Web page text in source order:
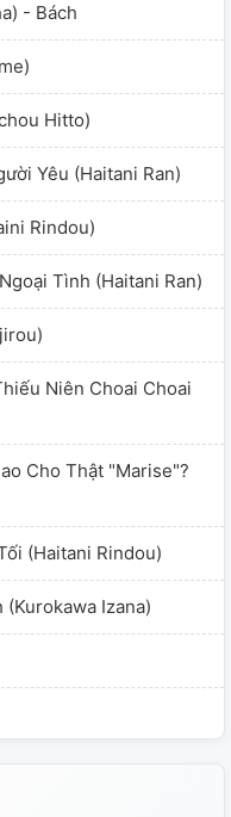
- Bách
Hitto)
Yêu (Haitani Ran)
Rindou)
Tình (Haitani Ran)
Niên Choai Choai
Cho Thật "Marise"?
(Haitani Rindou)
Izana)